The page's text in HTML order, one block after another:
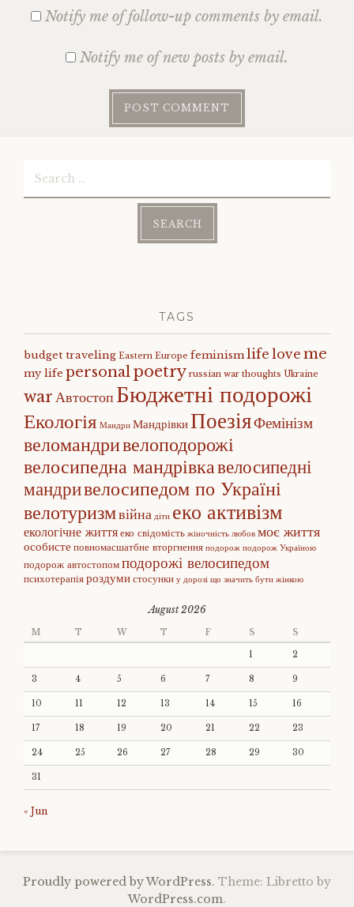
Notify me of follow-up comments by email.
Notify me of new posts by email.
TAGS
budget traveling Eastern Europe feminismlife love me
my life personalpoetry russian war thoughts Ukraine
warАвтостопБюджетні подорожі
Екологія Мандри МандрівкиПоезіяФемінізм
веломандривелоподорожі
велосипедна мандрівкавелосипедні
мандривелосипедом по Україні
велотуризмвійна діти еко активізм
екологічне життяеко свідомість жіночність любов моє життя
особисте повномасшатбне вторгнення подорож подорож Україною
подорож автостопомподорожі велосипедом
психотерапіяроздумистосунки у дорозі що значить бути жінкою
August 2026
M T W T F S S
1 2
3 4 5 6 7 8 9
10 11 12 13 14 15 16
17 18 19 20 21 22 23
24 25 26 27 28 29 30
31
« Jun
Proudly powered by WordPress. Theme: Libretto by
WordPress.com.